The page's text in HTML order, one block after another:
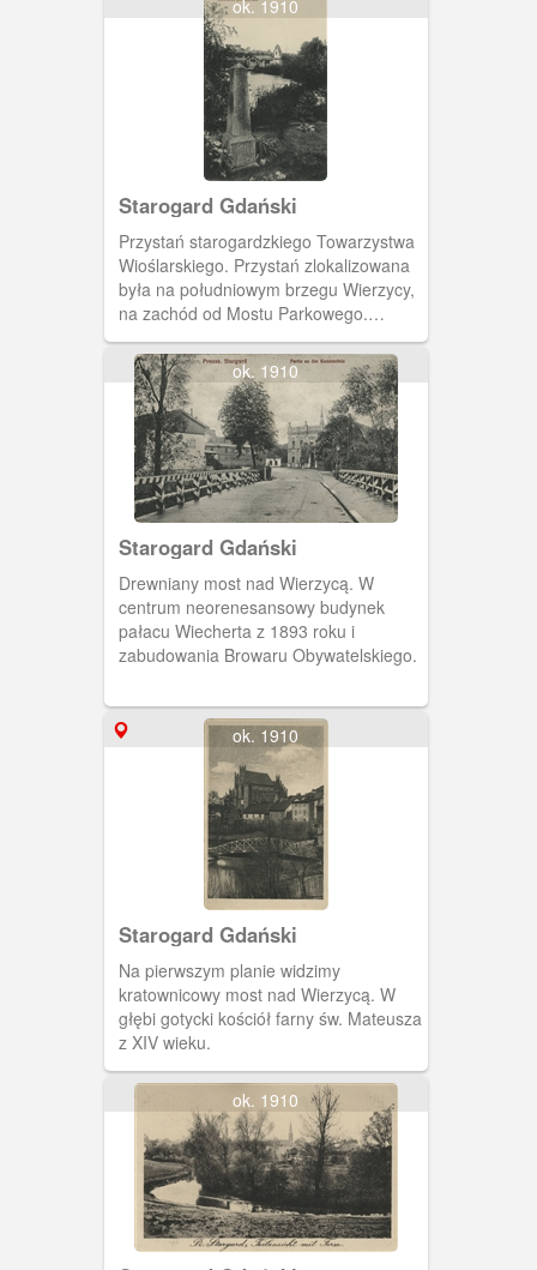
ok. 1910
Starogard Gdański
Przystań starogardzkiego Towarzystwa
Wioślarskiego. Przystań zlokalizowana
była na południowym brzegu Wierzycy,
na zachód od Mostu Parkowego.
Towarzystwo Wioślarskie powstało w
1891 roku.
ok. 1910
Starogard Gdański
Drewniany most nad Wierzycą. W
centrum neorenesansowy budynek
pałacu Wiecherta z 1893 roku i
zabudowania Browaru Obywatelskiego.
ok. 1910
Starogard Gdański
Na pierwszym planie widzimy
kratownicowy most nad Wierzycą. W
głębi gotycki kościół farny św. Mateusza
z XIV wieku.
ok. 1910